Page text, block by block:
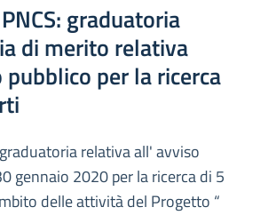
graduatoria
di merito relativa
per la ricerca
relativa all' avviso
gennaio 2020 per la ricerca di 5
delle attività del Progetto “